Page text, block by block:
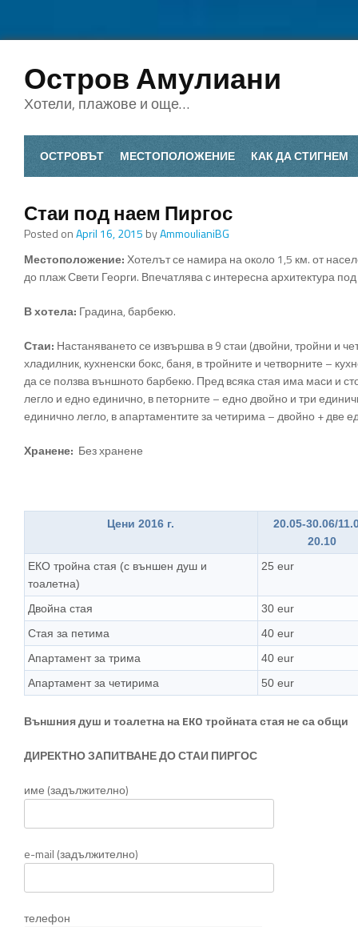
Остров Амулиани
Хотели, плажове и още…
ОСТРОВЪТ МЕСТОПОЛОЖЕНИЕ КАК ДА СТИГНЕМ
Стаи под наем Пиргос
Posted onApril 16, 2015 byAmmoulianiBG
Местоположение:Хотелът се намира на около 1,5 км. от
до плаж Свети Георги. Впечатлява с интересна архитектура
В хотела: Градина, барбекю.
Стаи: Настаняването се извършва в 9 стаи (двойни, тройни и
хладилник, кухненски бокс, баня, в тройните и четворните –
да се ползва външното барбекю. Пред всяка стая има маси и
легло и едно единично, в петорните – едно двойно и три
единично легло, в апартаментите за четирима – двойно + две
Хранене: Без хранене
Цени 2016 г.
20.05-30.06/
20.10
ЕКО тройна стая (с външен душ и
тоалетна)
25 eur
Двойна стая
30 eur
Стая за петима
40 eur
Апартамент за трима
40 eur
Апартамент за четирима
50 eur
Външния душ и тоалетна на EKO тройната стая не са общи
ДИРЕКТНО ЗАПИТВАНЕ ДО СТАИ ПИРГОС
име (задължително)
e-mail (задължително)
телефон